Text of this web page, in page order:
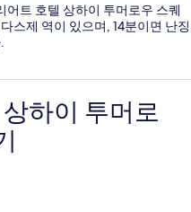
트 호텔 상하이 투머로우 스퀘
스제 역이 있으며, 14분이면 난징
하이 투머로